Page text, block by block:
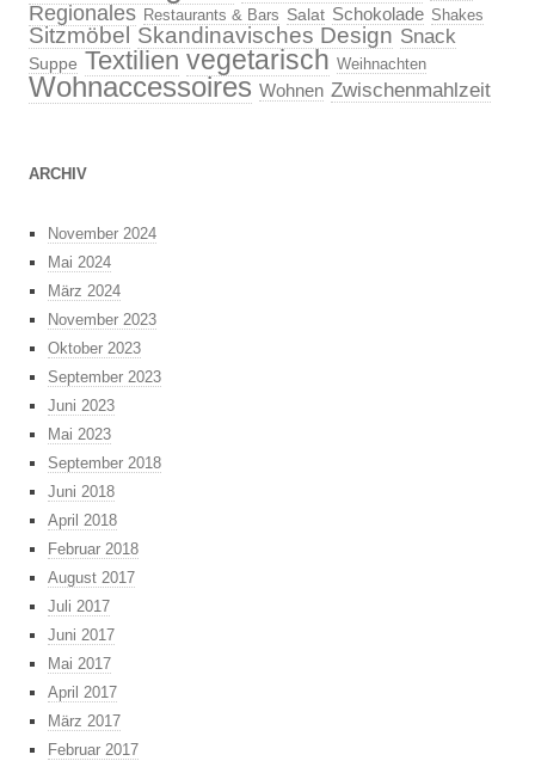
Regionales Restaurants & Bars Salat Schokolade Shakes
Sitzmöbel Skandinavisches Design Snack
Suppe Textilien vegetarisch Weihnachten
Wohnaccessoires Wohnen Zwischenmahlzeit
ARCHIV
November 2024
Mai 2024
März 2024
November 2023
Oktober 2023
September 2023
Juni 2023
Mai 2023
September 2018
Juni 2018
April 2018
Februar 2018
August 2017
Juli 2017
Juni 2017
Mai 2017
April 2017
März 2017
Februar 2017